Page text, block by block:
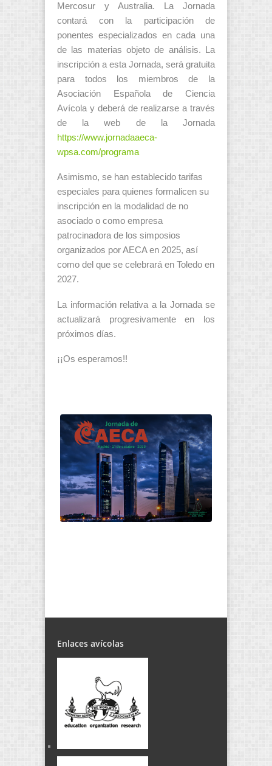
Mercosur y Australia. La Jornada
contará con la participación de
ponentes especializados en cada una
de las materias objeto de análisis. La
inscripción a esta Jornada, será gratuita
para todos los miembros de la
Asociación Española de Ciencia
Avícola y deberá de realizarse a través
de la web de la Jornada
https://www.jornadaaeca-
wpsa.com/programa
Asimismo, se han establecido tarifas
especiales para quienes formalicen su
inscripción en la modalidad de no
asociado o como empresa
patrocinadora de los simposios
organizados por AECA en 2025, así
como del que se celebrará en Toledo en
2027.
La información relativa a la Jornada se
actualizará progresivamente en los
próximos días.
¡¡Os esperamos!!
Enlaces avícolas